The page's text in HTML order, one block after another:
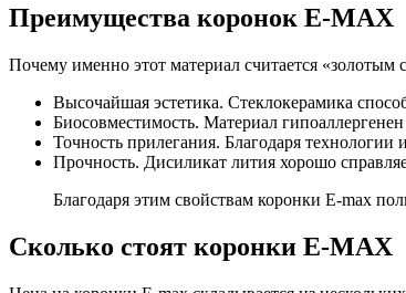
Преимущества коронок E-MAX
Почему именно этот материал считается
Высочайшая эстетика. Стеклокерамика
Биосовместимость. Материал
Точность прилегания. Благодаря технологии
Прочность. Дисиликат лития хорошо
Благодаря этим свойствам коронки E-max
Сколько стоят коронки E-MAX